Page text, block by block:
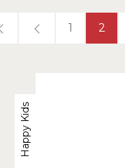
1 2
Happy Kids